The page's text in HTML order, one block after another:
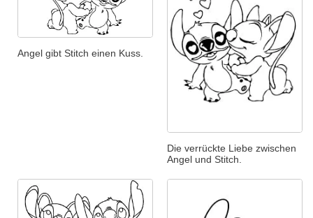
Angel gibt Stitch einen Kuss.
Die verrückte Liebe zwischen
Angel und Stitch.